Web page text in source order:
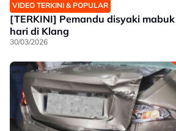
VIDEO TERKINI & POPULAR
[TERKINI] Pemandu disyaki
hari di Klang
30/03/2026